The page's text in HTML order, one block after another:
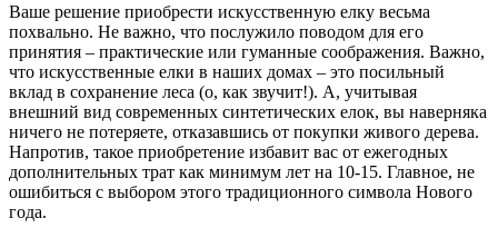
Ваше решение приобрести искусственную елку весьма
похвально. Не важно, что послужило поводом для его
принятия – практические или гуманные соображения. Важно,
что искусственные елки в наших домах – это посильный
вклад в сохранение леса (о, как звучит!). А, учитывая
внешний вид современных синтетических елок, вы наверняка
ничего не потеряете, отказавшись от покупки живого дерева.
Напротив, такое приобретение избавит вас от ежегодных
дополнительных трат как минимум лет на 10-15. Главное, не
ошибиться с выбором этого традиционного символа Нового
года.